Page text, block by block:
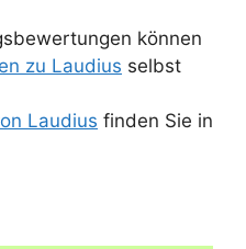
können
zu Laudius selbst
Laudius finden Sie in